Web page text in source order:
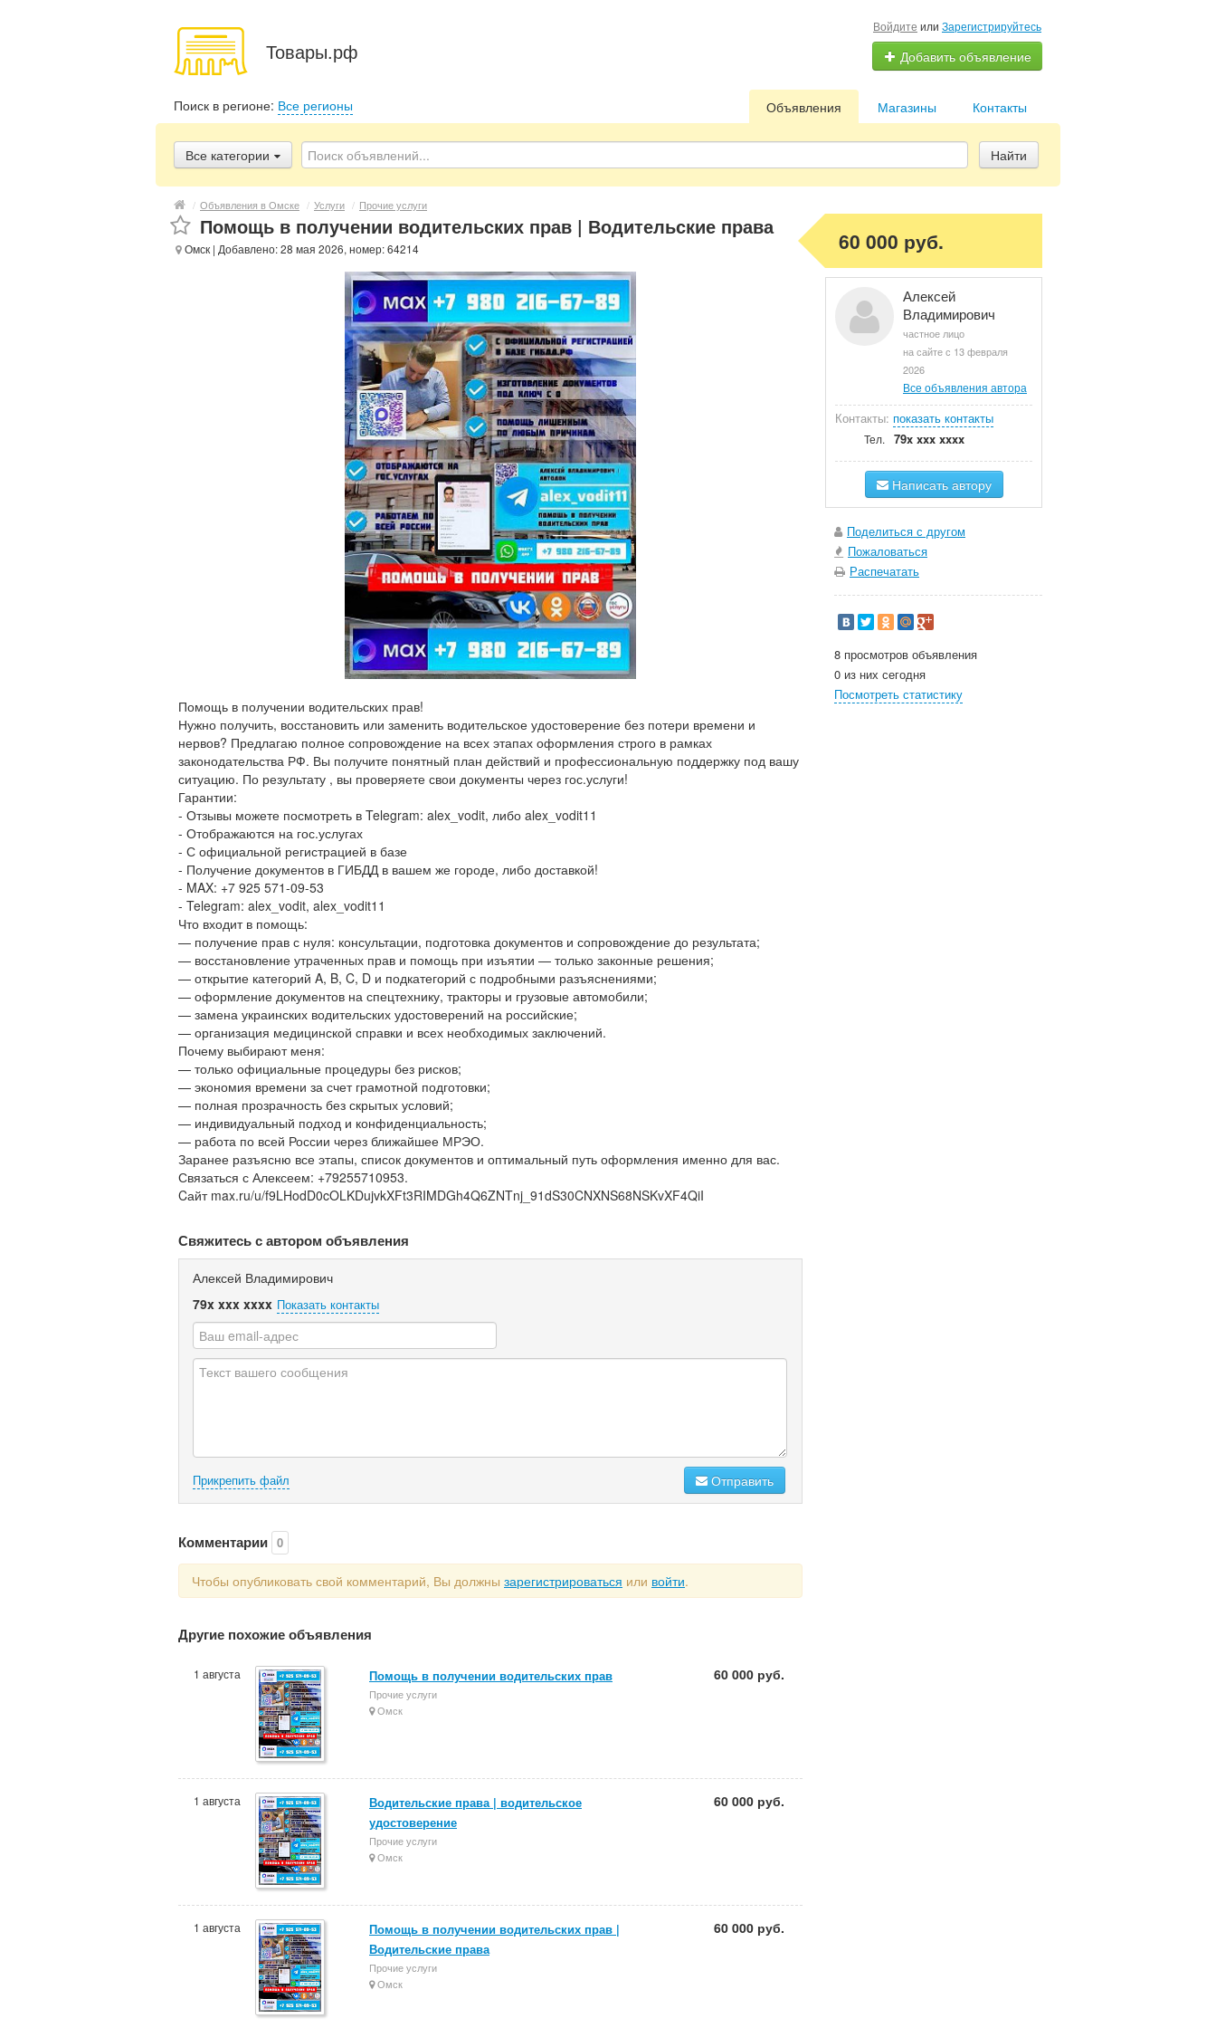
Товары.рф
Войдите или Зарегистрируйтесь
Добавить объявление
Поиск в регионе: Все регионы Контакты
Магазины
Объявления
Все категории Найти
/ Объявления в Омске / Услуги / Прочие услуги
Помощь в получении водительских прав | Водительские права
Омск | Добавлено: 28 мая 2026, номер: 64214
Помощь в получении водительских прав!
Нужно получить, восстановить или заменить водительское удостоверение без потери времени и
нервов? Предлагаю полное сопровождение на всех этапах оформления строго в рамках
законодательства РФ. Вы получите понятный план действий и профессиональную поддержку под вашу
ситуацию. По результату , вы проверяете свои документы через гос.услуги!
Гарантии:
- Отзывы можете посмотреть в Telegram: alex_vodit, либо alex_vodit11
- Отображаются на гос.услугах
- С официальной регистрацией в базе
- Получение документов в ГИБДД в вашем же городе, либо доставкой!
- MAX: +7 925 571-09-53
- Telegram: alex_vodit, alex_vodit11
Что входит в помощь:
— получение прав с нуля: консультации, подготовка документов и сопровождение до результата;
— восстановление утраченных прав и помощь при изъятии — только законные решения;
— открытие категорий A, B, C, D и подкатегорий с подробными разъяснениями;
— оформление документов на спецтехнику, тракторы и грузовые автомобили;
— замена украинских водительских удостоверений на российские;
— организация медицинской справки и всех необходимых заключений.
Почему выбирают меня:
— только официальные процедуры без рисков;
— экономия времени за счет грамотной подготовки;
— полная прозрачность без скрытых условий;
— индивидуальный подход и конфиденциальность;
— работа по всей России через ближайшее МРЭО.
Заранее разъясню все этапы, список документов и оптимальный путь оформления именно для вас.
Связаться с Алексеем: +79255710953.
Cайт max.ru/u/f9LHodD0cOLKDujvkXFt3RIMDGh4Q6ZNTnj_91dS30CNXNS68NSKvXF4QiI
Свяжитесь с автором объявления
Алексей Владимирович
79x xxx xxxx Показать контакты
Прикрепить файл Отправить
Комментарии 0
Чтобы опубликовать свой комментарий, Вы должны зарегистрироваться или войти.
Другие похожие объявления
1 августа Помощь в получении водительских прав
Прочие услуги
Омск
60 000 руб.
1 августа
Водительские права | водительское
удостоверение
Прочие услуги
Омск
60 000 руб.
1 августа
Помощь в получении водительских прав |
Водительские права
Прочие услуги
Омск
60 000 руб.
60 000 руб.
Алексей
Владимирович
частное лицо
на сайте с 13 февраля
2026
Все объявления автора
Контакты: показать контакты
Тел. 79x xxx xxxx
Написать автору
Поделиться с другом
Пожаловаться
Распечатать
8 просмотров объявления
0 из них сегодня
Посмотреть статистику